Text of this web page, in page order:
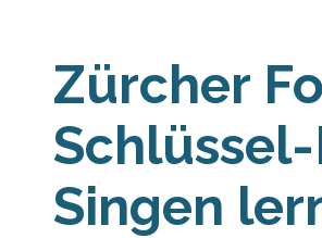
Zürcher
Singen